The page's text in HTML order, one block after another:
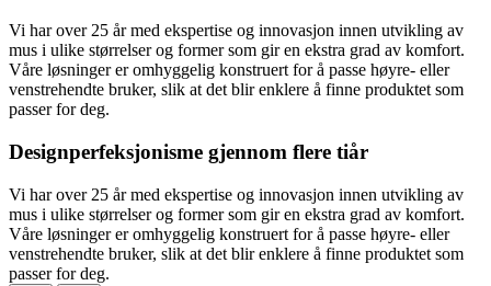
Vi har over 25 år med ekspertise og innovasjon innen utvikling av
mus i ulike størrelser og former som gir en ekstra grad av komfort.
Våre løsninger er omhyggelig konstruert for å passe høyre- eller
venstrehendte bruker, slik at det blir enklere å finne produktet som
passer for deg.
Designperfeksjonisme gjennom flere tiår
Vi har over 25 år med ekspertise og innovasjon innen utvikling av
mus i ulike størrelser og former som gir en ekstra grad av komfort.
Våre løsninger er omhyggelig konstruert for å passe høyre- eller
venstrehendte bruker, slik at det blir enklere å finne produktet som
passer for deg.